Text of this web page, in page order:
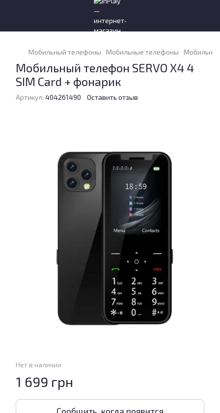
Мобильный телефоны Мобильные телефоны
Мобильный телефон SERVO X4 4
SIM Card + фонарик
Артикул: 404261490 Оставить отзыв
Нет в наличии
1 699 грн